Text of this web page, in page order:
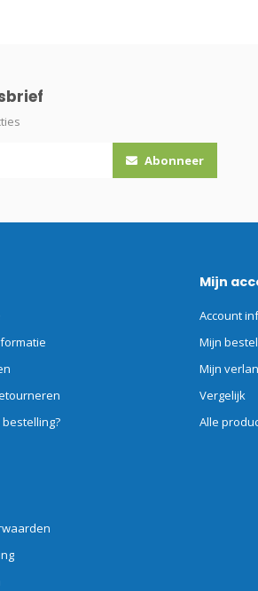
Abonneer
Mijn
Account
Mijn
Mijn
Vergelijk
Alle